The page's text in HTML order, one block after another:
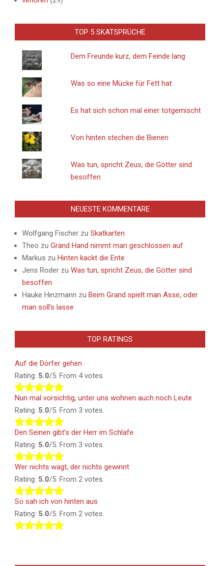
TOP 5 SKATSPRÜCHE
Dem Freunde kurz, dem Feinde lang
Was so eine Mücke für Fett hat
Es hat sich schon mal einer totgemischt
Von hinten stechen die Bienen
Was tun, spricht Zeus, die Götter sind
besoffen
NEUESTE KOMMENTARE
Wolfgang Fischer zu Skatkarten
Theo zu Grand Hand nimmt man geschlossen auf
Markus zu Hinten kackt die Ente
Jens Roder zu Was tun, spricht Zeus, die Götter sind
besoffen
Hauke Hinzmann zu Beim Grand spielt man Asse, oder
man soll’s lasse
TOP RATINGS
Auf die Dörfer gehen
Rating: 5.0/5. From 4 votes.
Nun mal vorsichtig, unter uns wohnen auch noch Leute
Rating: 5.0/5. From 3 votes.
Den Seinen gibt’s der Herr im Schlafe
Rating: 5.0/5. From 3 votes.
Wer nichts wagt, der nichts gewinnt
Rating: 5.0/5. From 2 votes.
So sah ich von hinten aus
Rating: 5.0/5. From 2 votes.